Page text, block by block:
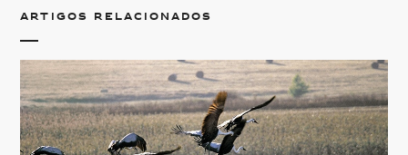
Artigos relacionados